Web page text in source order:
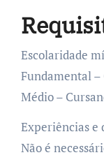
Escolaridade
Fundamental
Médio –
Experiências e
Não é